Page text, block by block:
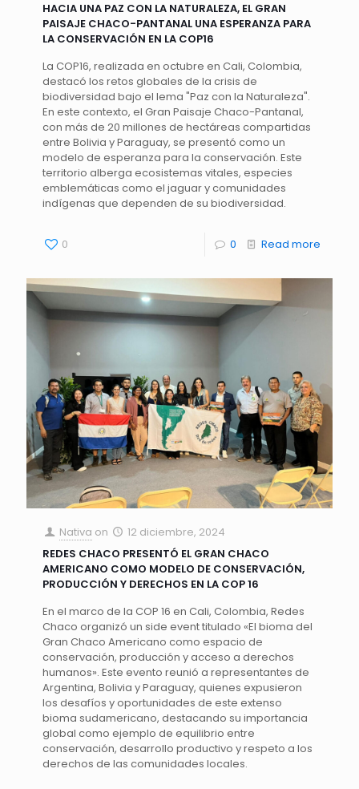
HACIA UNA PAZ CON LA NATURALEZA, EL GRAN
PAISAJE CHACO-PANTANAL UNA ESPERANZA PARA
LA CONSERVACIÓN EN LA COP16
La COP16, realizada en octubre en Cali, Colombia,
destacó los retos globales de la crisis de
biodiversidad bajo el lema "Paz con la Naturaleza".
En este contexto, el Gran Paisaje Chaco-Pantanal,
con más de 20 millones de hectáreas compartidas
entre Bolivia y Paraguay, se presentó como un
modelo de esperanza para la conservación. Este
territorio alberga ecosistemas vitales, especies
emblemáticas como el jaguar y comunidades
indígenas que dependen de su biodiversidad.
0 0 Read more
Nativa on
12 diciembre, 2024
REDES CHACO PRESENTÓ EL GRAN CHACO
AMERICANO COMO MODELO DE CONSERVACIÓN,
PRODUCCIÓN Y DERECHOS EN LA COP 16
En el marco de la COP 16 en Cali, Colombia, Redes
Chaco organizó un side event titulado «El bioma del
Gran Chaco Americano como espacio de
conservación, producción y acceso a derechos
humanos». Este evento reunió a representantes de
Argentina, Bolivia y Paraguay, quienes expusieron
los desafíos y oportunidades de este extenso
bioma sudamericano, destacando su importancia
global como ejemplo de equilibrio entre
conservación, desarrollo productivo y respeto a los
derechos de las comunidades locales.